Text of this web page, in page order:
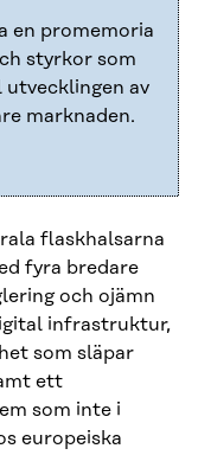
en promemoria
styrkor som
av
marknaden.
flaskhalsarna
fyra bredare
och ojämn
infrastruktur,
som släpar
ett
som inte i
europeiska